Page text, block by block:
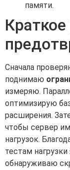
памяти.
Сначала
поднимаю
измеряю.
оптимизирую
расширения.
чтобы сервер
нагрузок.
тестам
обнаруживаю